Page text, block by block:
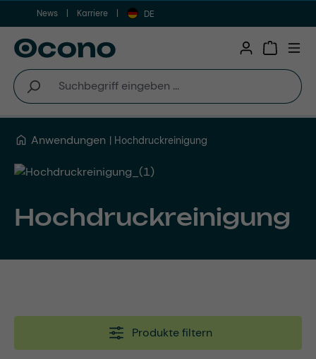
Zum Hauptinhalt springen
News Karriere DE
Anwendungen Hochdruckreinigung
Hochdruckreinigung
Produkte filtern